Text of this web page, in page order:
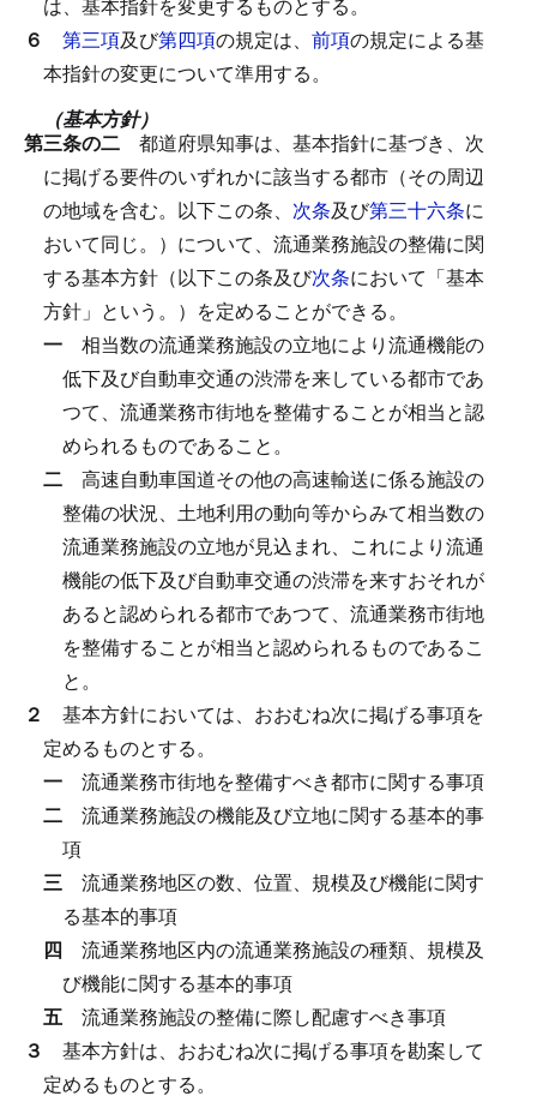
６ 第三項及び第四項の規定は、 前項の規定による基
本指針の変更について準用する。
（基本方針）
第三条の二 都道府県知事は、基本指針に基づき、次
に掲げる要件のいずれかに該当する都市（その周辺
の地域を含む。以下この条、 次条及び第三十六条に
おいて同じ。）について、流通業務施設の整備に関
する基本方針（以下この条及び次条において「基本
方針」という。）を定めることができる。
一 相当数の流通業務施設の立地により流通機能の
低下及び自動車交通の渋滞を来している都市であ
つて、流通業務市街地を整備することが相当と認
められるものであること。
二 高速自動車国道その他の高速輸送に係る施設の
整備の状況、土地利用の動向等からみて相当数の
流通業務施設の立地が見込まれ、これにより流通
機能の低下及び自動車交通の渋滞を来すおそれが
あると認められる都市であつて、流通業務市街地
を整備することが相当と認められるものであるこ
と。
２ 基本方針においては、おおむね次に掲げる事項を
定めるものとする。
一 流通業務市街地を整備すべき都市に関する事項
二 流通業務施設の機能及び立地に関する基本的事
項
三 流通業務地区の数、位置、規模及び機能に関す
る基本的事項
四 流通業務地区内の流通業務施設の種類、規模及
び機能に関する基本的事項
五 流通業務施設の整備に際し配慮すべき事項
３ 基本方針は、おおむね次に掲げる事項を勘案して
定めるものとする。